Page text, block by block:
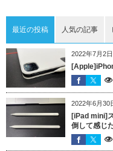
最近の投稿 人気の記事
2022年7月2日
2022年6月30
[iPad mini]
倒して感じ